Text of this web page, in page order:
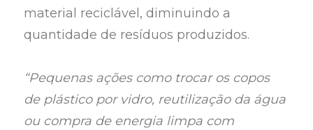
material reciclável, diminuindo a
quantidade de resíduos produzidos.
“Pequenas ações como trocar os copos
de plástico por vidro, reutilização da água
ou compra de energia limpa com